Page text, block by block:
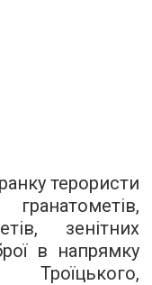
терористи
зенітних
в напрямку
Троїцького,